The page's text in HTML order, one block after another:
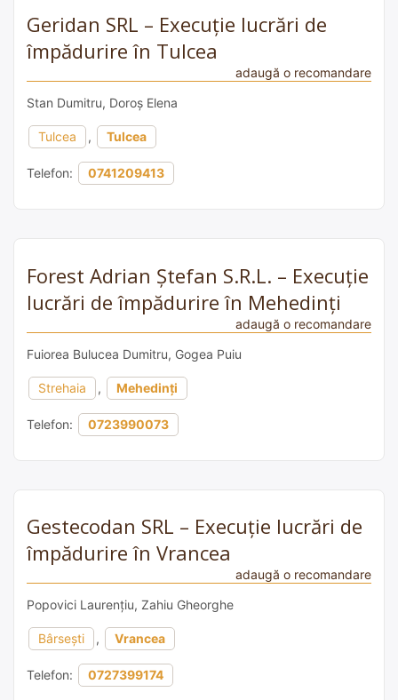
Geridan SRL – Execuție lucrări de
împădurire în Tulcea
adaugă o recomandare
Stan Dumitru, Doroș Elena
Tulcea , Tulcea
Telefon: 0741209413
Forest Adrian Ștefan S.R.L. – Execuție
lucrări de împădurire în Mehedinți
adaugă o recomandare
Fuiorea Bulucea Dumitru, Gogea Puiu
Strehaia , Mehedinți
Telefon: 0723990073
Gestecodan SRL – Execuție lucrări de
împădurire în Vrancea
adaugă o recomandare
Popovici Laurențiu, Zahiu Gheorghe
Bârsești , Vrancea
Telefon: 0727399174